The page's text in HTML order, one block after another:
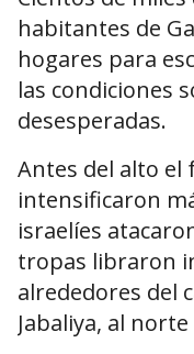
habitantes de
hogares para
las condiciones
desesperadas.
Antes del alto el
intensificaron
israelíes
tropas libraron
alrededores del
Jabaliya, al